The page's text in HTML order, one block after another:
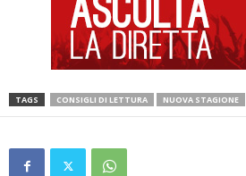
TAGS CONSIGLI DI LETTURA NUOVA STAGIONE